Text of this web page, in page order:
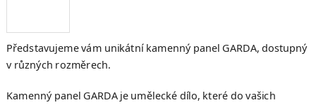
Představujeme vám unikátní kamenný panel GARDA, dostupný
v různých rozměrech.
Kamenný panel GARDA je umělecké dílo, které do vašich